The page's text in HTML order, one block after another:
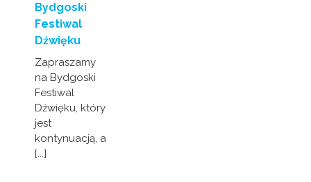
Bydgoski
Festiwal
Dźwięku
Zapraszamy
na Bydgoski
Festiwal
Dźwięku, który
jest
kontynuacją, a
[...]